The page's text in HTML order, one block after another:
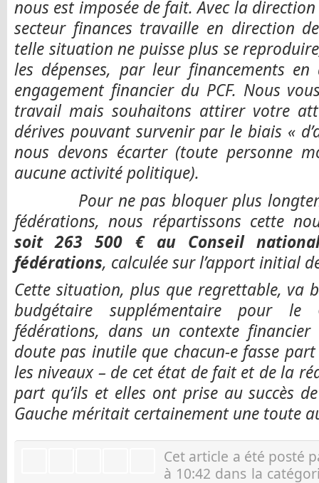
nous est imposée de fait. Avec la
secteur finances travaille en direction
telle situation ne puisse plus se
les dépenses, par leur financements
engagement financier du PCF. Nous
travail mais souhaitons attirer votre
dérives pouvant survenir par le biais «
nous devons écarter (toute personne
aucune activité politique).
Pour ne pas bloquer plus
fédérations, nous répartissons cette
soit 263 500 € au Conseil
fédérations, calculée sur l’apport initial
Cette situation, plus que regrettable, va
budgétaire supplémentaire pour
fédérations, dans un contexte
doute pas inutile que chacun-e fasse
les niveaux – de cet état de fait et de la
part qu’ils et elles ont prise au succès
Gauche méritait certainement une toute
Cet article a été posté
à 10:42 dans la